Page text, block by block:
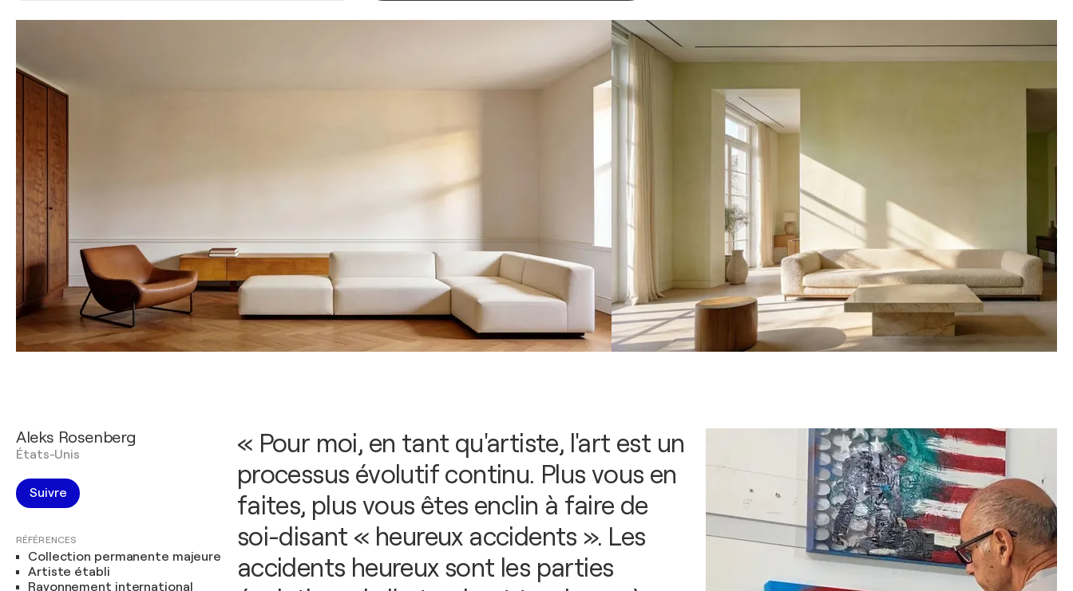
Aleks Rosenberg
États-Unis
Suivre
RÉFÉRENCES
Collection permanente majeure
Artiste établi
Rayonnement international
« Pour moi, en tant qu'artiste, l'art est un
processus évolutif continu. Plus vous en
faites, plus vous êtes enclin à faire de
soi-disant « heureux accidents ». Les
accidents heureux sont les parties